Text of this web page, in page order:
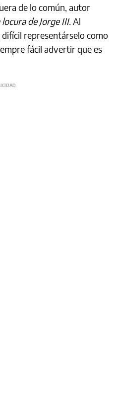
de lo común, autor
locura de Jorge III.Al
representárselo como
fácil advertir que es